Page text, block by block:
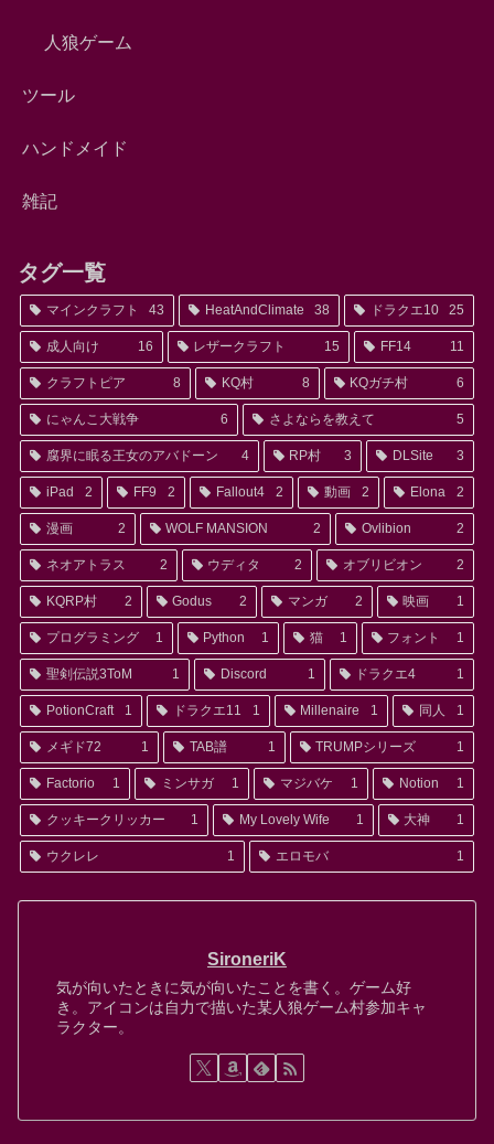
人狼ゲーム
ツール
ハンドメイド
雑記
タグ一覧
マインクラフト 43 HeatAndClimate 38 ドラクエ10 25
成人向け 16 レザークラフト 15 FF14 11
クラフトピア 8 KQ村 8 KQガチ村 6
にゃんこ大戦争 6 さよならを教えて 5
腐界に眠る王女のアバドーン 4 RP村 3 DLSite 3
iPad 2 FF9 2 Fallout4 2 動画 2 Elona 2
漫画 2 WOLF MANSION 2 Ovlibion 2
ネオアトラス 2 ウディタ 2 オブリビオン 2
KQRP村 2 Godus 2 マンガ 2 映画 1
プログラミング 1 Python 1 猫 1 フォント 1
聖剣伝説3ToM 1 Discord 1 ドラクエ4 1
PotionCraft 1 ドラクエ11 1 Millenaire 1 同人 1
メギド72 1 TAB譜 1 TRUMPシリーズ 1
Factorio 1 ミンサガ 1 マジバケ 1 Notion 1
クッキークリッカー 1 My Lovely Wife 1 大神 1
ウクレレ 1 エロモバ 1
SironeriK
気が向いたときに気が向いたことを書く。ゲーム好
き。アイコンは自力で描いた某人狼ゲーム村参加キャ
ラクター。